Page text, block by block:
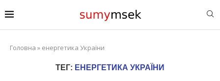
Головна » енергетика України
ТЕГ: ЕНЕРГЕТИКА УКРАЇНИ